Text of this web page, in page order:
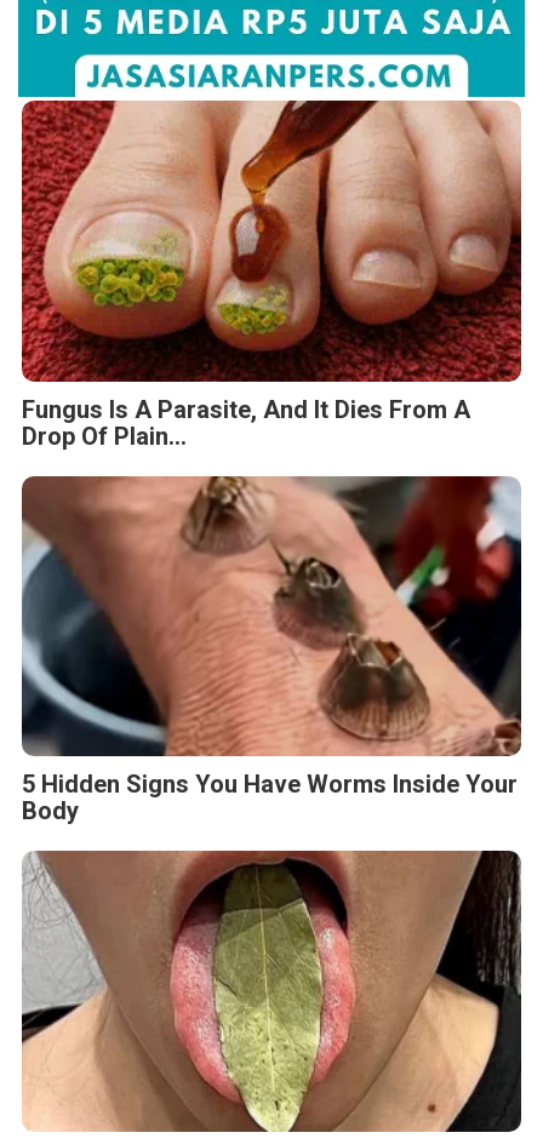
Fungus Is A Parasite, And It Dies From A
Drop Of Plain...
5 Hidden Signs You Have Worms Inside Your
Body